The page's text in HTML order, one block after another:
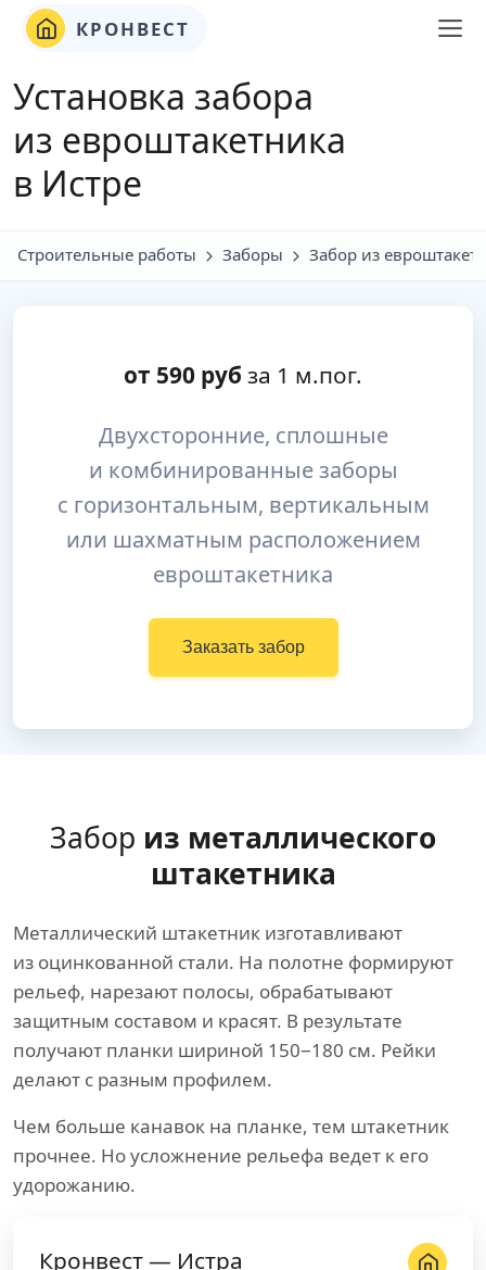
КРОНВЕСТ
Установка забора
из евроштакетника
в Истре
Строительные работы Заборы Забор из
от 590 руб за 1 м.пог.
Двухсторонние, сплошные
и комбинированные заборы
с горизонтальным, вертикальным
или шахматным расположением
евроштакетника
Заказать забор
Забор из металлического
штакетника
Металлический штакетник изготавливают
из оцинкованной стали. На полотне формируют
рельеф, нарезают полосы, обрабатывают
защитным составом и красят. В результате
получают планки шириной 150−180 см. Рейки
делают с разным профилем.
Чем больше канавок на планке, тем штакетник
прочнее. Но усложнение рельефа ведет к его
удорожанию.
Кронвест — Истра